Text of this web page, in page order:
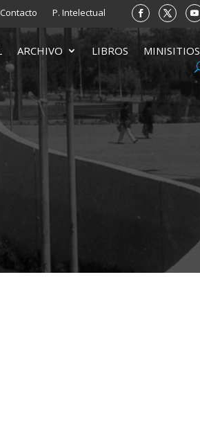
Contacto P. Intelectual
ARCHIVO LIBROS MINISITIOS